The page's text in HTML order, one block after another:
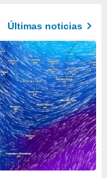
Últimas noticias